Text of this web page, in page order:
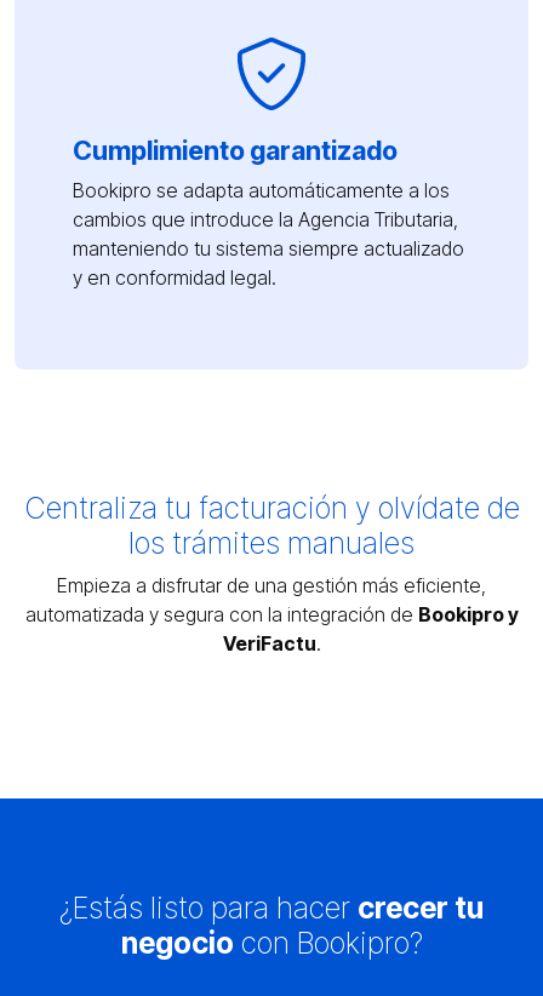
Cumplimiento garantizado
Bookipro se adapta automáticamente a los
cambios que introduce la Agencia Tributaria,
manteniendo tu sistema siempre actualizado
y en conformidad legal.
Centraliza tu facturación y olvídate de
los trámites manuales
Empieza a disfrutar de una gestión más eficiente,
automatizada y segura con la integración de Bookipro y
VeriFactu.
¿Estás listo para hacer crecer tu
negocio con Bookipro?